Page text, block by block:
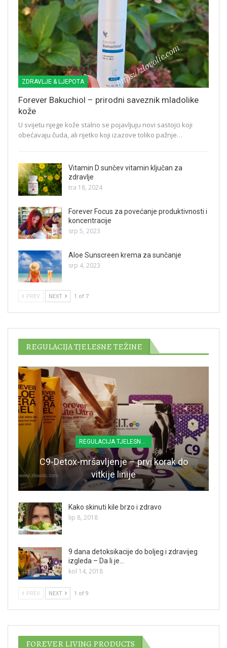
ZDRAVLJE & LJEPOTA
Forever Bakuchiol – prirodni saveznik mladolike
kože
U svijetu njege kože stalno se pojavljuju novi sastojci koji
obećavaju čuda, ali rijetko koji izazove toliko pažnje…
Vitamin D sunčev vitamin ključan za
zdravlje
tra 18, 2024
Forever Focus za povećanje produktivnosti i
koncentracije
srp 5, 2023
Aloe Sunscreen krema za sunčanje
srp 4, 2023
PREV NEXT 1 of 7
REGULACIJA TJELESNE TEŽINE
C9-Detox-mršavljenje – prvi korak do
vitkije linije
Kako skinuti kile brzo i zdravo
lip 8, 2018
9 dana detoksikacije do boljeg i zdravijeg
izgleda – Da li je…
kol 14, 2018
PREV NEXT 1 of 9
FOREVER LIVING PRODUCTS